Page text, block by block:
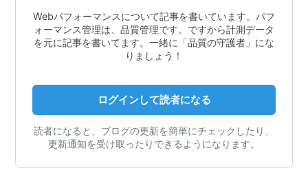
Webパフォーマンスについて記事を書いています。パフ
ォーマンス管理は、品質管理です。ですから計測データ
を元に記事を書いてます。一緒に「品質の守護者」にな
りましょう！
ログインして読者になる
読者になると、ブログの更新を簡単にチェックしたり、
更新通知を受け取ったりできるようになります。